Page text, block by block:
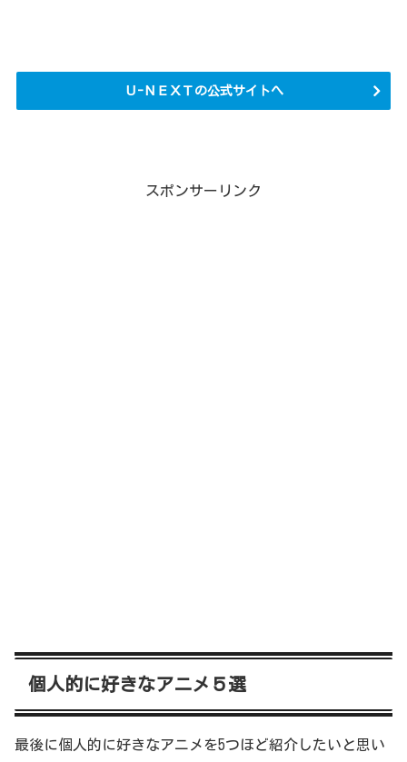
Ｕ-ＮＥＸＴの公式サイトへ
スポンサーリンク
個人的に好きなアニメ５選
最後に個人的に好きなアニメを5つほど紹介したいと思い